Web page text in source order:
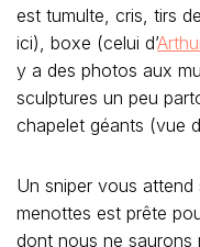
est tumulte, cris, tirs
ici), boxe (celui d’
y a des photos aux
sculptures un peu
chapelet géants (vue
Un sniper vous attend
menottes est prête
dont nous ne saurons